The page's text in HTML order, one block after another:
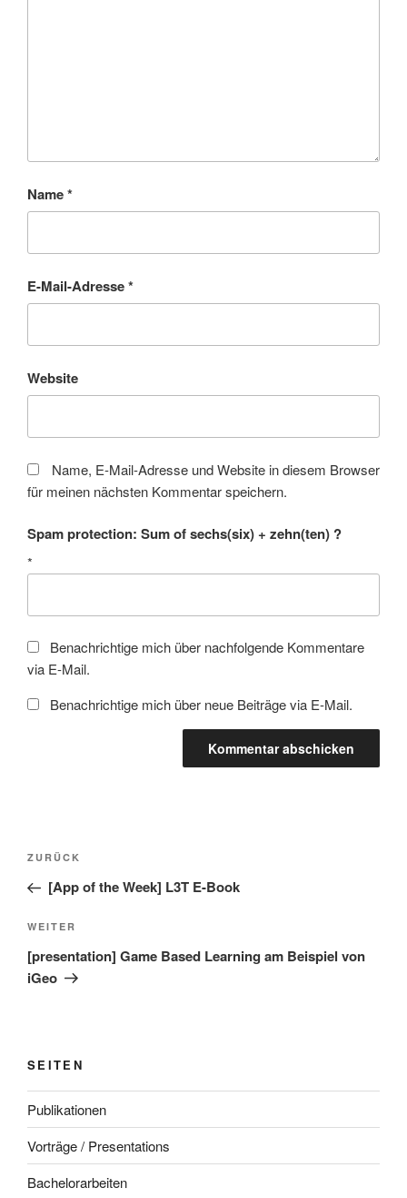
Name*
E-Mail-Adresse*
Website
Name, E-Mail-Adresse und Website in diesem Browser
für meinen nächsten Kommentar speichern.
Spam protection: Sum of sechs(six) + zehn(ten) ?
*
Benachrichtige mich über nachfolgende Kommentare
via E-Mail.
Benachrichtige mich über neue Beiträge via E-Mail.
Beitragsnavigation
Vorheriger
Beitrag
ZURÜCK
[App of the Week] L3T E-Book
Nächster
Beitrag
WEITER
[presentation] Game Based Learning am Beispiel von
iGeo
SEITEN
Publikationen
Vorträge / Presentations
Bachelorarbeiten